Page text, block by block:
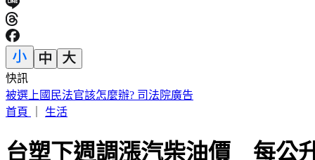
快訊
陳佩琪曝柯文哲生日心聲 監控腳環換手環沒不同：羞辱性更強
首頁
生活
台塑下週調漲汽柴油價 每公